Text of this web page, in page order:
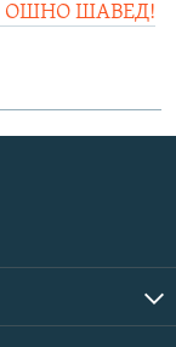
ОШНО ШАВЕД!